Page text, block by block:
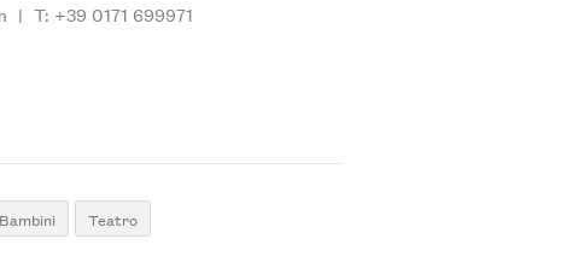
| T: +39 0171 699971
Bambini Teatro